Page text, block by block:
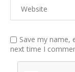
Save my name,
next time I